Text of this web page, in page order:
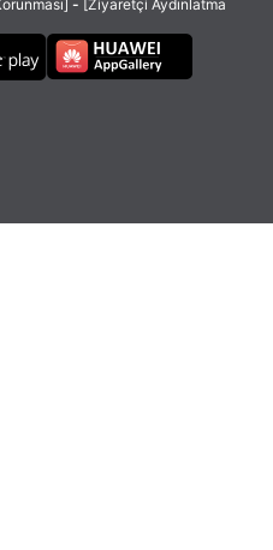
- [Ziyaretçi Aydınlatma